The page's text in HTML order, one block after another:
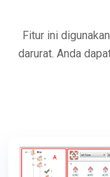
Fitur ini
darurat. Anda